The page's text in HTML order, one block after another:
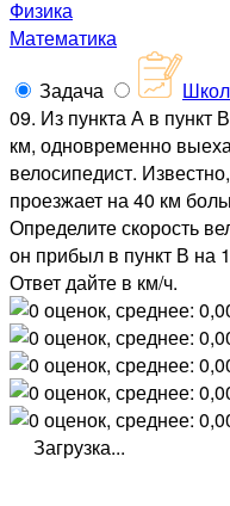
Физика
Математика
Задача
09. Из пункта А в пункт
км, одновременно
велосипедист.
проезжает на 40 км
Определите скорость
он прибыл в пункт В на
Ответ дайте в км/ч.
Загрузка...